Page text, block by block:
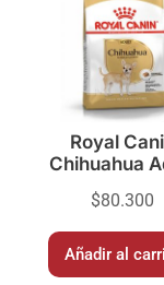
Royal
Chihuahua
$80.300
Añadir al